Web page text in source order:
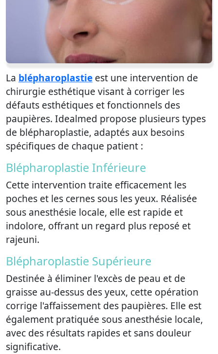
La blépharoplastie est une intervention de
chirurgie esthétique visant à corriger les
défauts esthétiques et fonctionnels des
paupières. Idealmed propose plusieurs types
de blépharoplastie, adaptés aux besoins
spécifiques de chaque patient :
Blépharoplastie Inférieure
Cette intervention traite efficacement les
poches et les cernes sous les yeux. Réalisée
sous anesthésie locale, elle est rapide et
indolore, offrant un regard plus reposé et
rajeuni.
Blépharoplastie Supérieure
Destinée à éliminer l'excès de peau et de
graisse au-dessus des yeux, cette opération
corrige l'affaissement des paupières. Elle est
également pratiquée sous anesthésie locale,
avec des résultats rapides et sans douleur
significative.